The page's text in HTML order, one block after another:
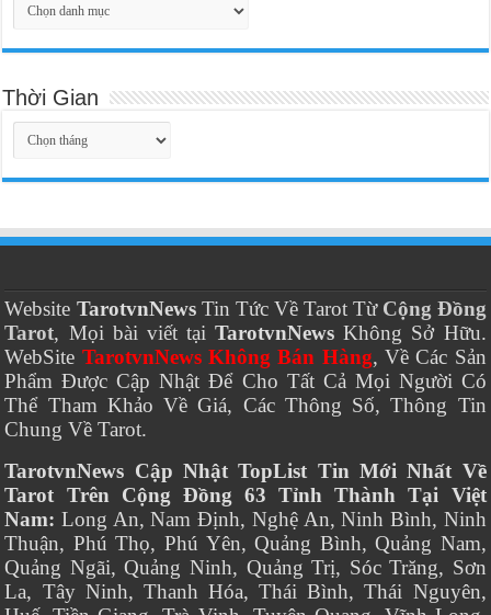
Thời Gian
Thời
Gian
Website TarotvnNewsTin Tức Về Tarot Từ Cộng Đồng
Tarot, Mọi bài viết tạiTarotvnNews Không Sở Hữu.
WebSite TarotvnNews Không Bán Hàng, Về Các Sản
Phẩm Được Cập Nhật Để Cho Tất Cả Mọi Người Có
Thể Tham Khảo Về Giá, Các Thông Số, Thông Tin
Chung Về Tarot.
TarotvnNews Cập Nhật TopList Tin Mới Nhất Về
Tarot Trên Cộng Đồng 63 Tỉnh Thành Tại Việt
Nam: Long An, Nam Định, Nghệ An, Ninh Bình, Ninh
Thuận, Phú Thọ, Phú Yên, Quảng Bình, Quảng Nam,
Quảng Ngãi, Quảng Ninh, Quảng Trị, Sóc Trăng, Sơn
La, Tây Ninh, Thanh Hóa, Thái Bình, Thái Nguyên,